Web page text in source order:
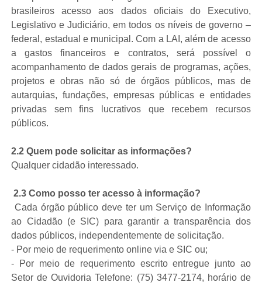
brasileiros acesso aos dados oficiais do Executivo,
Legislativo e Judiciário, em todos os níveis de governo –
federal, estadual e municipal. Com a LAI, além de acesso
a gastos financeiros e contratos, será possível o
acompanhamento de dados gerais de programas, ações,
projetos e obras não só de órgãos públicos, mas de
autarquias, fundações, empresas públicas e entidades
privadas sem fins lucrativos que recebem recursos
públicos.
2.2 Quem pode solicitar as informações?
Qualquer cidadão interessado.
2.3 Como posso ter acesso à informação?
Cada órgão público deve ter um Serviço de Informação
ao Cidadão (e SIC) para garantir a transparência dos
dados públicos, independentemente de solicitação.
- Por meio de requerimento online via e SIC ou;
- Por meio de requerimento escrito entregue junto ao
Setor de Ouvidoria Telefone: (75) 3477-2174, horário de